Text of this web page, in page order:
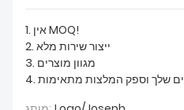
1. אין MOQ!
2. ייצור שירות מלא
3. מגוון מוצרים